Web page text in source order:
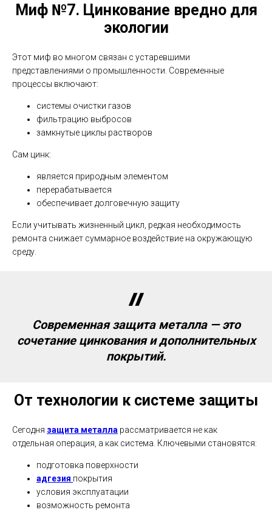
Миф №7. Цинкование вредно для
экологии
Этот миф во многом связан с устаревшими
представлениями о промышленности. Современные
процессы включают:
системы очистки газов
фильтрацию выбросов
замкнутые циклы растворов
Сам цинк:
является природным элементом
перерабатывается
обеспечивает долговечную защиту
Если учитывать жизненный цикл, редкая необходимость
ремонта снижает суммарное воздействие на окружающую
среду.
Современная защита металла — это
сочетание цинкования и дополнительных
покрытий.
От технологии к системе защиты
Сегодня защита металла рассматривается не как
отдельная операция, а как система. Ключевыми становятся:
подготовка поверхности
адгезия покрытия
условия эксплуатации
возможность ремонта